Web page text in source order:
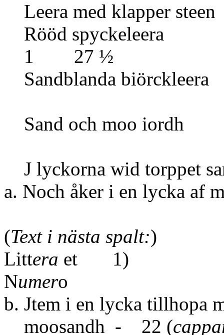
Leera med
Rööd
1 27 ½
Sand
J lyckorna wid torppet
a. Noch åker i en
(Text i nästa spalt:)
Littera et 1)
Numero
b. Jtem i en lycka tillhopa
moosandh - 22 (